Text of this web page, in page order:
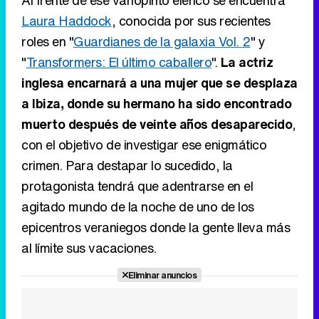
Laura Haddock, conocida por sus recientes
roles en "Guardianes de la galaxia Vol. 2" y
"Transformers: El último caballero". La actriz
inglesa encarnará a una mujer que se desplaza
a Ibiza, donde su hermano ha sido encontrado
muerto después de veinte años desaparecido,
con el objetivo de investigar ese enigmático
crimen. Para destapar lo sucedido, la
protagonista tendrá que adentrarse en el
agitado mundo de la noche de uno de los
epicentros veraniegos donde la gente lleva más
al límite sus vacaciones.
Eliminar anuncios